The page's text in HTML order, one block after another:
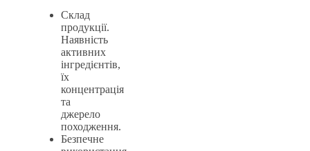
Склад
продукції.
Наявність
активних
інгредієнтів,
їх
концентрація
та
джерело
походження.
Безпечне